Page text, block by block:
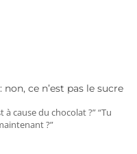
ce n’est pas le sucre
à cause du chocolat ?” “Tu
?”